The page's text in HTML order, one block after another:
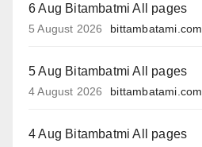
6 Aug Bitambatmi All pages
5 August 2026 bittambatami.com
5 Aug Bitambatmi All pages
4 August 2026 bittambatami.com
4 Aug Bitambatmi All pages